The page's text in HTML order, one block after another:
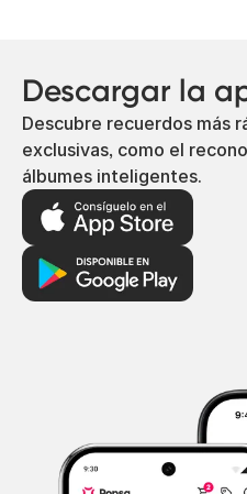
Descargar la
Descubre recuerdos más
exclusivas, como el
álbumes inteligentes.